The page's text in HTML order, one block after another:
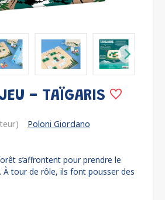
- TAÏGARIS
Poloni Giordano
s’affrontent pour prendre le
À tour de rôle, ils font pousser des